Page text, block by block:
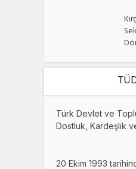
Türk Devlet ve
Dostluk, Kardeşlik
20 Ekim 1993